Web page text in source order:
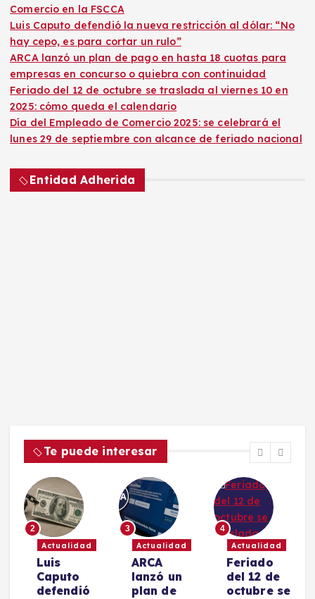
Comercio en la FSCCA
Luis Caputo defendió la nueva restricción al dólar: “No
hay cepo, es para cortar un rulo”
ARCA lanzó un plan de pago en hasta 18 cuotas para
empresas en concurso o quiebra con continuidad
Feriado del 12 de octubre se traslada al viernes 10 en
2025: cómo queda el calendario
Día del Empleado de Comercio 2025: se celebrará el
lunes 29 de septiembre con alcance de feriado nacional
Entidad Adherida
Te puede interesar
2
Actualidad
Luis
Caputo
defendió
3
Actualidad
ARCA
lanzó un
plan de
4
Actualidad
Feriado
del 12 de
octubre se